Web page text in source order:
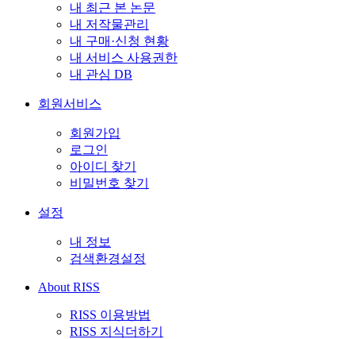
내 최근 본 논문
내 저작물관리
내 구매·신청 현황
내 서비스 사용권한
내 관심 DB
회원서비스
회원가입
로그인
아이디 찾기
비밀번호 찾기
설정
내 정보
검색환경설정
About RISS
RISS 이용방법
RISS 지식더하기